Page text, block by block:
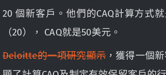
20 個新客戶。他們的CAQ計算方式
（20）， CAQ就是50美元。
Deloitte的一項研究顯示 ，獲得一個